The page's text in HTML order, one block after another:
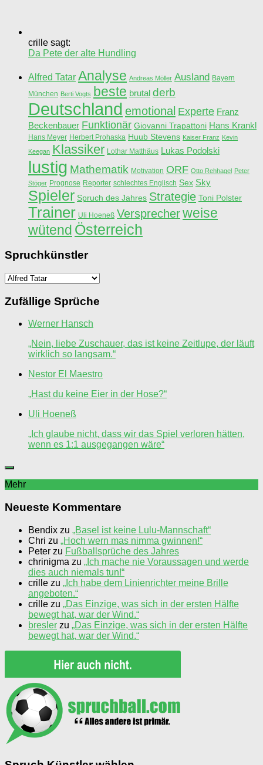
crille sagt:
Da Pete der alte Hundling
Alfred Tatar Analyse Andreas Möller Ausland Bayern
München Berti Vogts beste brutal derb
Deutschland emotional Experte Franz
Beckenbauer Funktionär Giovanni Trapattoni Hans Krankl
Hans Meyer Herbert Prohaska Huub Stevens Kaiser Franz Kevin
Keegan Klassiker Lothar Matthäus Lukas Podolski
lustig Mathematik Motivation ORF Otto Rehhagel Peter
Stöger Prognose Reporter schlechtes Englisch Sex Sky
Spieler Spruch des Jahres Strategie Toni Polster
Trainer Uli Hoeneß Versprecherweise
wütend Österreich
Spruchkünstler
Spruchkünstler
Zufällige Sprüche
Werner Hansch
„Nein, liebe Zuschauer, das ist keine Zeitlupe, der läuft
wirklich so langsam.“
Nestor El Maestro
„Hast du keine Eier in der Hose?“
Uli Hoeneß
„Ich glaube nicht, dass wir das Spiel verloren hätten,
wenn es 1:1 ausgegangen wäre“
Mehr
Neueste Kommentare
Bendix zu „Basel ist keine Lulu-Mannschaft“
Chri zu „Hoch wern mas nimma gwinnen!“
Peter zu Fußballsprüche des Jahres
chrinigma zu „Ich mache nie Voraussagen und werde
dies auch niemals tun!“
crille zu „Ich habe dem Linienrichter meine Brille
angeboten.“
crille zu „Das Einzige, was sich in der ersten Hälfte
bewegt hat, war der Wind.“
bresler zu „Das Einzige, was sich in der ersten Hälfte
bewegt hat, war der Wind.“